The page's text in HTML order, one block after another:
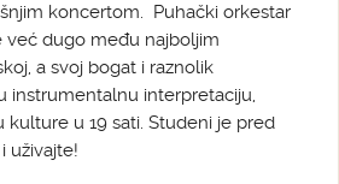
koncertom. Puhački orkestar
već dugo među najboljim
a svoj bogat i raznolik
instrumentalnu interpretaciju,
kulture u 19 sati. Studeni je pred
uživajte!